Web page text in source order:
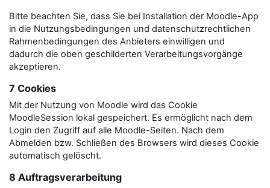
Bitte beachten Sie, dass Sie bei Installation der Moodle-App
in die Nutzungsbedingungen und datenschutzrechtlichen
Rahmenbedingungen des Anbieters einwilligen und
dadurch die oben geschilderten Verarbeitungsvorgänge
akzeptieren.
7 Cookies
Mit der Nutzung von Moodle wird das Cookie
MoodleSession lokal gespeichert. Es ermöglicht nach dem
Login den Zugriff auf alle Moodle-Seiten. Nach dem
Abmelden bzw. Schließen des Browsers wird dieses Cookie
automatisch gelöscht.
8 Auftragsverarbeitung